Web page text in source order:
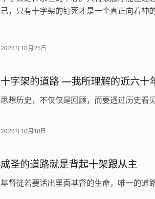
己，只有十字架的钉死才是一个真正向着神
2024年10月25日
十字架的道路 —我所理解的近六十
思想历史，不仅仅是回顾，而要透过历史看
2024年10月18日
成圣的道路就是背起十架跟从主
基督徒若要活出里面基督的生命，唯一的道